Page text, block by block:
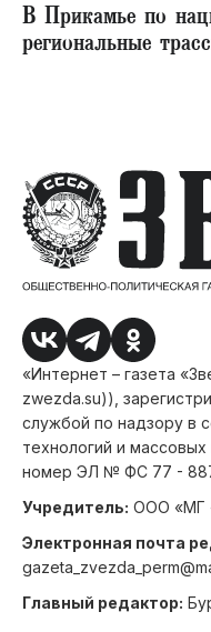
В Прикамье по
региональные
«Интернет – газета
zwezda.su)),
службой по надзору в
технологий и
номер ЭЛ № ФС 77 -
Учредитель: ООО «МГ
Электронная почта
Главный редактор: